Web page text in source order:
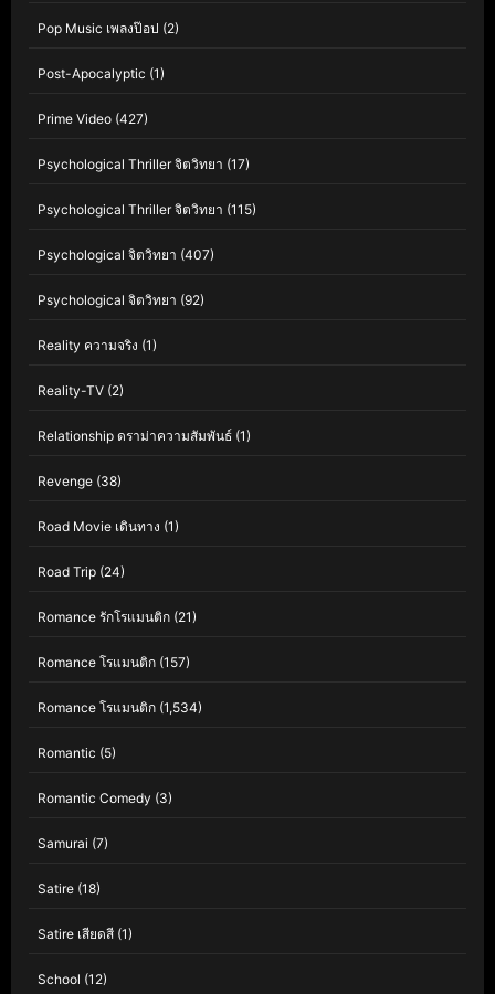
Pop Music เพลงป๊อป (2)
Post-Apocalyptic (1)
Prime Video (427)
Psychological Thriller จิตวิทยา (17)
Psychological Thriller จิตวิทยา (115)
Psychological จิตวิทยา (407)
Psychological จิตวิทยา (92)
Reality ความจริง (1)
Reality-TV (2)
Relationship ดราม่าความสัมพันธ์ (1)
Revenge (38)
Road Movie เดินทาง (1)
Road Trip (24)
Romance รักโรแมนติก (21)
Romance โรแมนติก (157)
Romance โรแมนติก (1,534)
Romantic (5)
Romantic Comedy (3)
Samurai (7)
Satire (18)
Satire เสียดสี (1)
School (12)